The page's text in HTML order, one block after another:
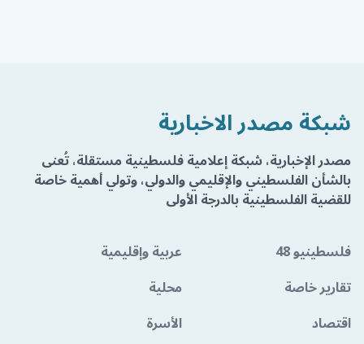
شبكة مصدر الاخبارية
مصدر الإخبارية، شبكة إعلامية فلسطينية مستقلة، تُعنى
بالشأن الفلسطيني والإقليمي والدولي، وتولي أهمية خاصة
للقضية الفلسطينية بالدرجة الأولى
فلسطينيو 48
عربية وإقليمية
تقارير خاصة
محلية
اقتصاد
الأسرة